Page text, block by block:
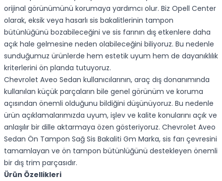
orijinal görünümünü korumaya yardımcı olur. Biz Opell Center
olarak, eksik veya hasarlı sis bakalitlerinin tampon
bütünlüğünü bozabileceğini ve sis farının dış etkenlere daha
açık hale gelmesine neden olabileceğini biliyoruz. Bu nedenle
sunduğumuz ürünlerde hem estetik uyum hem de dayanıklılık
kriterlerini ön planda tutuyoruz.
Chevrolet Aveo Sedan kullanıcılarının, araç dış donanımında
kullanılan küçük parçaların bile genel görünüm ve koruma
açısından önemli olduğunu bildiğini düşünüyoruz. Bu nedenle
ürün açıklamalarımızda uyum, işlev ve kalite konularını açık ve
anlaşılır bir dille aktarmaya özen gösteriyoruz. Chevrolet Aveo
Sedan Ön Tampon Sağ Sis Bakaliti Gm Marka, sis farı çevresini
tamamlayan ve ön tampon bütünlüğünü destekleyen önemli
bir dış trim parçasıdır.
Ürün Özellikleri